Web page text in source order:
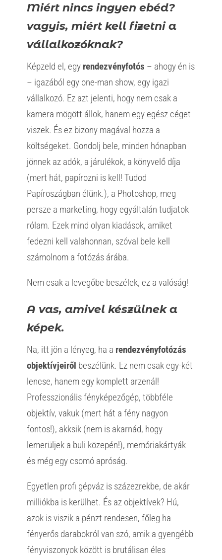
Miért nincs ingyen ebéd?
vagyis, miért kell fizetni a
vállalkozóknak?
Képzeld el, egy rendezvényfotós – ahogy én is
– igazából egy one-man show, egy igazi
vállalkozó. Ez azt jelenti, hogy nem csak a
kamera mögött állok, hanem egy egész céget
viszek. És ez bizony magával hozza a
költségeket. Gondolj bele, minden hónapban
jönnek az adók, a járulékok, a könyvelő díja
(mert hát, papírozni is kell! Tudod
Papíroszágban élünk.), a Photoshop, meg
persze a marketing, hogy egyáltalán tudjatok
rólam. Ezek mind olyan kiadások, amiket
fedezni kell valahonnan, szóval bele kell
számolnom a fotózás árába.
Nem csak a levegőbe beszélek, ez a valóság!
A vas, amivel készülnek a
képek.
Na, itt jön a lényeg, ha a rendezvényfotózás
objektívjeiről beszélünk. Ez nem csak egy-két
lencse, hanem egy komplett arzenál!
Professzionális fényképezőgép, többféle
objektív, vakuk (mert hát a fény nagyon
fontos!), akksik (nem is akarnád, hogy
lemerüljek a buli közepén!), memóriakártyák
és még egy csomó apróság.
Egyetlen profi gépváz is százezrekbe, de akár
milliókba is kerülhet. És az objektívek? Hú,
azok is viszik a pénzt rendesen, főleg ha
fényerős darabokról van szó, amik a gyengébb
fényviszonyok között is brutálisan éles